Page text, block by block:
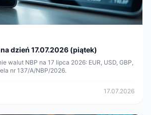
dzień 17.07.2026 (piątek)
walut NBP na 17 lipca 2026: EUR, USD, GBP,
nr 137/A/NBP/2026.
17.07.2026